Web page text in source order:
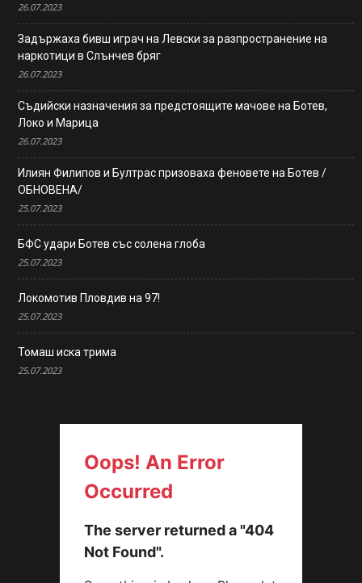
26.07.2023
Задържаха бивш играч на Левски за разпространение на
наркотици в Слънчев бряг
26.07.2023
Съдийски назначения за предстоящите мачове на Ботев,
Локо и Марица
26.07.2023
Илиян Филипов и Бултрас призоваха феновете на Ботев /
ОБНОВЕНА/
25.07.2023
БФС удари Ботев със солена глоба
25.07.2023
Локомотив Пловдив на 97!
25.07.2023
Томаш иска трима
25.07.2023